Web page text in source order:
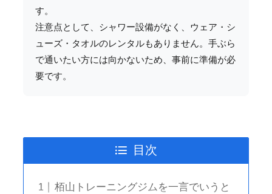
す。
注意点として、シャワー設備がなく、ウェア・シ
ューズ・タオルのレンタルもありません。手ぶら
で通いたい方には向かないため、事前に準備が必
要です。
目次
栢山トレーニングジムを一言でいうと